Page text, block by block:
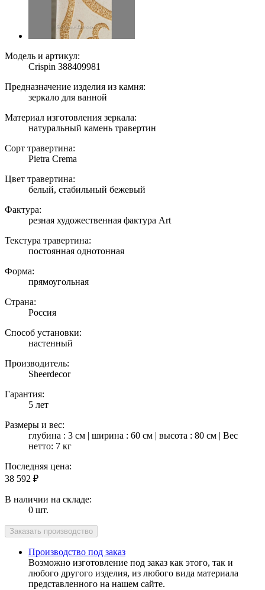
Модель и артикул:
Crispin 388409981
Предназначение изделия из камня:
зеркало для ванной
Материал изготовления зеркала:
натуральный камень травертин
Сорт травертина:
Pietra Crema
Цвет травертина:
белый, стабильный бежевый
Фактура:
резная художественная фактура Art
Текстура травертина:
постоянная однотонная
Форма:
прямоугольная
Страна:
Россия
Способ установки:
настенный
Производитель:
Sheerdecor
Гарантия:
5 лет
Размеры и вес:
глубина : 3 см | ширина : 60 см | высота : 80 см | Вес
нетто: 7 кг
Последняя цена:
38 592 ₽
В наличии на складе:
0 шт.
Производство под заказ
Возможно изготовление под заказ как этого, так и
любого другого изделия, из любого вида материала
представленного на нашем сайте.